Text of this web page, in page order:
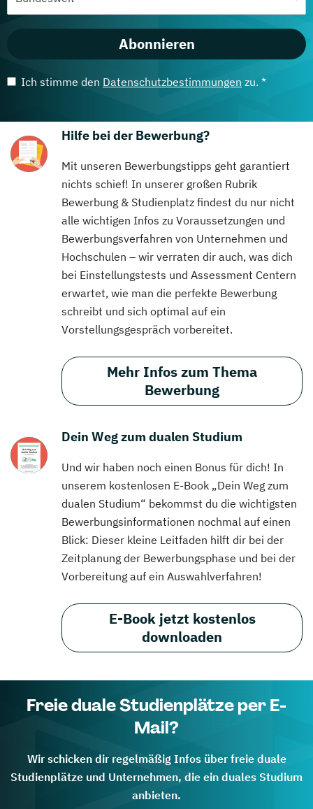
Abonnieren
Ich stimme den Datenschutzbestimmungen zu. *
Hilfe bei der Bewerbung?
Mit unseren Bewerbungstipps geht garantiert
nichts schief! In unserer großen Rubrik
Bewerbung & Studienplatz findest du nur nicht
alle wichtigen Infos zu Voraussetzungen und
Bewerbungsverfahren von Unternehmen und
Hochschulen – wir verraten dir auch, was dich
bei Einstellungstests und Assessment Centern
erwartet, wie man die perfekte Bewerbung
schreibt und sich optimal auf ein
Vorstellungsgespräch vorbereitet.
Mehr Infos zum Thema
Bewerbung
Dein Weg zum dualen Studium
Und wir haben noch einen Bonus für dich! In
unserem kostenlosen E-Book „Dein Weg zum
dualen Studium“ bekommst du die wichtigsten
Bewerbungsinformationen nochmal auf einen
Blick: Dieser kleine Leitfaden hilft dir bei der
Zeitplanung der Bewerbungsphase und bei der
Vorbereitung auf ein Auswahlverfahren!
E-Book jetzt kostenlos
downloaden
Freie duale Studienplätze per E-
Mail?
Wir schicken dir regelmäßig Infos über freie duale
Studienplätze und Unternehmen, die ein duales Studium
anbieten.